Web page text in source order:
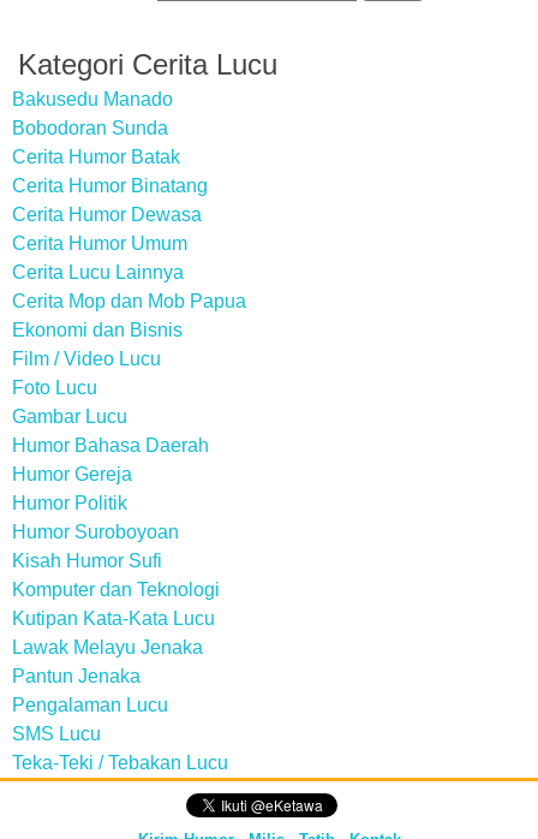
Kategori Cerita Lucu
Bakusedu Manado
Bobodoran Sunda
Cerita Humor Batak
Cerita Humor Binatang
Cerita Humor Dewasa
Cerita Humor Umum
Cerita Lucu Lainnya
Cerita Mop dan Mob Papua
Ekonomi dan Bisnis
Film / Video Lucu
Foto Lucu
Gambar Lucu
Humor Bahasa Daerah
Humor Gereja
Humor Politik
Humor Suroboyoan
Kisah Humor Sufi
Komputer dan Teknologi
Kutipan Kata-Kata Lucu
Lawak Melayu Jenaka
Pantun Jenaka
Pengalaman Lucu
SMS Lucu
Teka-Teki / Tebakan Lucu